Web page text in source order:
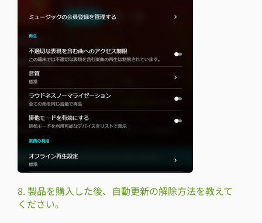
8. 製品を購入した後、自動更新の解除方法を教えて
ください。